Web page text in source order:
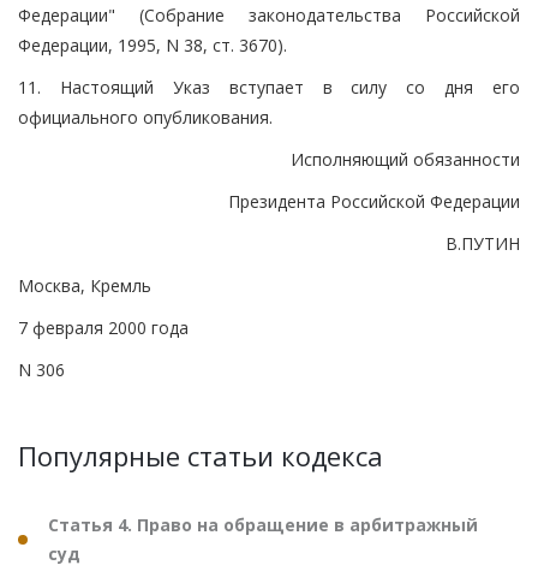
Федерации" (Собрание законодательства Российской
Федерации, 1995, N 38, ст. 3670).
11. Настоящий Указ вступает в силу со дня его
официального опубликования.
Исполняющий обязанности
Президента Российской Федерации
В.ПУТИН
Москва, Кремль
7 февраля 2000 года
N 306
Популярные статьи кодекса
Статья 4. Право на обращение в арбитражный
суд